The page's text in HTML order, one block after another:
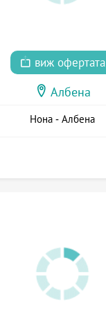
виж офертата
Албена
Нона - Албена